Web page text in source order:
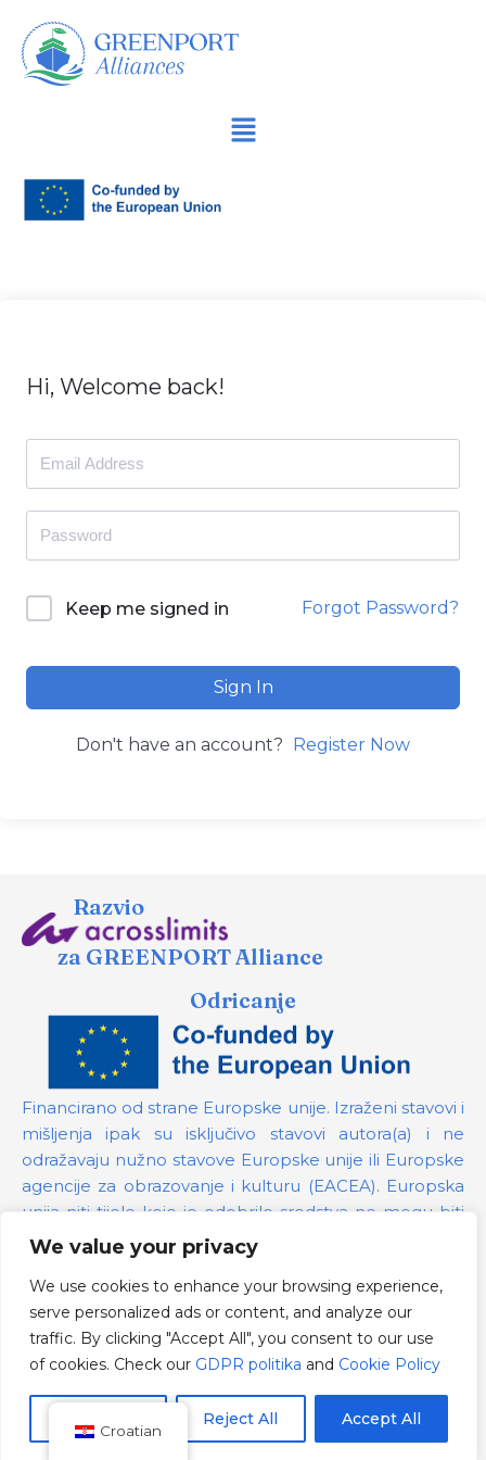
We value your privacy
We use cookies to enhance your browsing experience,
serve personalized ads or content, and analyze our
traffic. By clicking "Accept All", you consent to our use
of cookies. Check our GDPR politika and Cookie Policy
Reject All Accept All
İçeriğe
geç
Hi, Welcome back!
Keep me signed in Forgot Password?
Sign In
Don't have an account? Register Now
Razvio
za GREENPORT Alliance
Odricanje
Financirano od strane Europske unije. Izraženi stavovi i
mišljenja ipak su isključivo stavovi autora(a) i ne
odražavaju nužno stavove Europske unije ili Europske
agencije za obrazovanje i kulturu (EACEA). Europska
unija niti tijelo koje je odobrilo sredstva ne mogu biti
odgovorni za te stavove.
Broj projekta:101139879
GDPR politika
Cookie Policy
Croatian